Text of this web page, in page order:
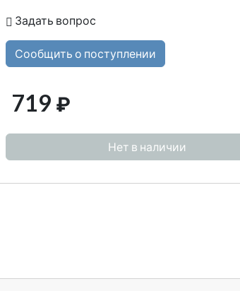
Задать вопрос
Сообщить о поступлении
719 ₽
Нет в наличии